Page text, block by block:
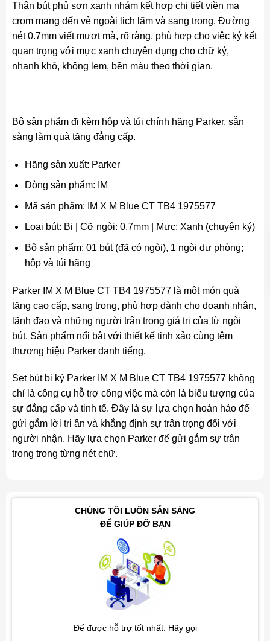
Thân bút phủ sơn xanh nhám kết hợp chi tiết viền mạ
crom mang đến vẻ ngoài lịch lãm và sang trọng. Đường
nét 0.7mm viết mượt mà, rõ ràng, phù hợp cho việc ký kết
quan trọng với mực xanh chuyên dụng cho chữ ký,
nhanh khô, không lem, bền màu theo thời gian.
Bộ sản phẩm đi kèm hộp và túi chính hãng Parker, sẵn
sàng làm quà tặng đẳng cấp.
Hãng sản xuất: Parker
Dòng sản phẩm: IM
Mã sản phẩm: IM X M Blue CT TB4 1975577
Loại bút: Bi | Cỡ ngòi: 0.7mm | Mực: Xanh (chuyên ký)
Bộ sản phẩm: 01 bút (đã có ngòi), 1 ngòi dự phòng;
hộp và túi hãng
Parker IM X M Blue CT TB4 1975577 là một món quà
tặng cao cấp, sang trọng, phù hợp dành cho doanh nhân,
lãnh đạo và những người trân trọng giá trị của từ ngòi
bút. Sản phẩm nổi bật với thiết kế tinh xảo cùng têm
thương hiệu Parker danh tiếng.
Set bút bi ký Parker IM X M Blue CT TB4 1975577 không
chỉ là công cụ hỗ trợ công việc mà còn là biểu tượng của
sự đẳng cấp và tinh tế. Đây là sự lựa chọn hoàn hảo để
gửi gắm lời tri ân và khẳng định sự trân trọng đối với
người nhận. Hãy lựa chọn Parker để gửi gắm sự trân
trọng trong từng nét chữ.
CHÚNG TÔI LUÔN SẴN SÀNG
ĐỂ GIÚP ĐỠ BẠN
Để được hỗ trợ tốt nhất. Hãy gọi